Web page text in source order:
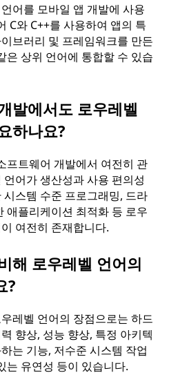
어를 모바일 앱 개발에 사용
C와 C++를 사용하여 앱의 특
브러리 및 프레임워크를 만든
은 상위 언어에 통합할 수 있습
발에서도 로우레벨
하나요?
프트웨어 개발에서 여전히 관
어가 생산성과 사용 편의성
스템 수준 프로그래밍, 드라
애플리케이션 최적화 등 로우
여전히 존재합니다.
해 로우레벨 언어의
?
레벨 언어의 장점으로는 하드
향상, 성능 향상, 특정 아키텍
는 기능, 저수준 시스템 작업
는 유연성 등이 있습니다.